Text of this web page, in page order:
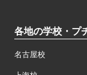
各地の学校・プ
名古屋校